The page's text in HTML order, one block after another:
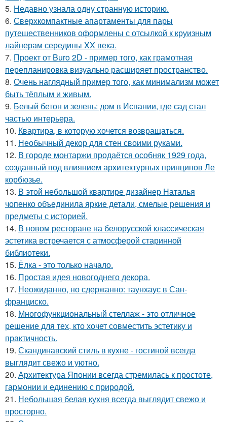
5. Недавно узнала одну странную историю.
6. Сверхкомпактные апартаменты для пары
путешественников оформлены с отсылкой к круизным
лайнерам середины XX века.
7. Проект от Buro 2D - пример того, как грамотная
перепланировка визуально расширяет пространство.
8. Очень наглядный пример того, как минимализм может
быть тёплым и живым.
9. Белый бетон и зелень: дом в Испании, где сад стал
частью интерьера.
10. Квартира, в которую хочется возвращаться.
11. Необычный декор для стен своими руками.
12. В городе монтаржи продаётся особняк 1929 года,
созданный под влиянием архитектурных принципов Ле
корбюзье.
13. В этой небольшой квартире дизайнер Наталья
чопенко объединила яркие детали, смелые решения и
предметы с историей.
14. В новом ресторане на белорусской классическая
эстетика встречается с атмосферой старинной
библиотеки.
15. Ёлка - это только начало.
16. Простая идея новогоднего декора.
17. Неожиданно, но сдержанно: таунхаус в Сан-
франциско.
18. Многофункциональный стеллаж - это отличное
решение для тех, кто хочет совместить эстетику и
практичность.
19. Скандинавский стиль в кухне - гостиной всегда
выглядит свежо и уютно.
20. Архитектура Японии всегда стремилась к простоте,
гармонии и единению с природой.
21. Небольшая белая кухня всегда выглядит свежо и
просторно.